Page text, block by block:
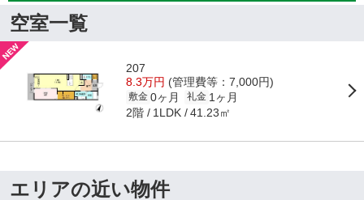
空室一覧
207
8.3万円 (管理費等：7,000円)
敷金 0ヶ月 礼金 1ヶ月
2階 1LDK 41.23㎡
エリアの近い物件